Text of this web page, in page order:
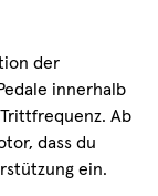
der
innerhalb
Ab
dass du
ein.